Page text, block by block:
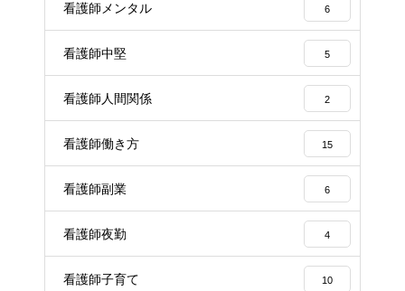
看護師メンタル 6
看護師中堅 5
看護師人間関係 2
看護師働き方 15
看護師副業 6
看護師夜勤 4
看護師子育て 10